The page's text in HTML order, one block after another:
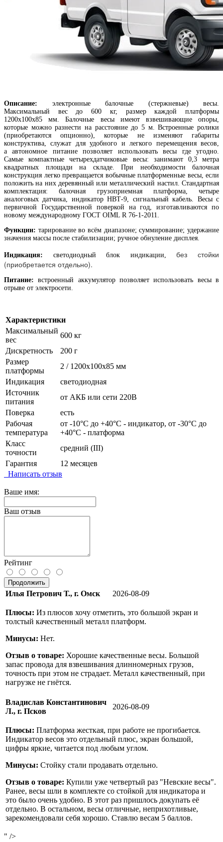
Описание: электронные балочные (стержневые) весы.
Максимальный вес до 600 кг, размер каждой платформы
1200х100х85 мм. Балочные весы имеют взвешивающие опоры,
которые можно разнести на расстояние до 5 м. Встроенные ролики
(приобретаются опционно), которые не изменяют габариты
конструктива, служат для удобного и легкого перемещения весов,
а автономное питание позволяет использовать весы где угодно.
Самые компактные четырехдатчиковые весы: занимают 0,3 метра
квадратных площади на складе. При необходимости балочная
конструкция легко превращается вобычные платформенные весы, если
положить на них деревянный или металлический настил. Стандартная
комплектация: балочная грузоприемная платформа, четыре
аналоговых датчика, индикатор НВТ-9, сигнальный кабель. Весы с
первичной Государственной поверкой на год, изготавливаются по
новому международному ГОСТ OIML R 76-1-2011.
Функции: тарирование во всём диапазоне; суммирование; удержание
значения массы после стабилизации; ручное обнуление дисплея.
Индикация: светодиодный блок индикации,без стойки
(приобретается отдельно).
Питание: встроенный аккумулятор позволяет использовать весы в
отрыве от электросети.
Характеристики
Максимальный
вес
600 кг
Дискретность
200 г
Размер
платформы
2 / 1200х100х85 мм
Индикация
светодиодная
Источник
питания
от АКБ или сети 220В
Поверка
есть
Рабочая
температура
от -10°C до +40°C - индикатор, от -30°C до
+40°C - платформа
Класс
точности
средний (III)
Гарантия
12 месяцев
Написать отзыв
Ваше имя:
Ваш отзыв
Рейтинг
Продолжить
Илья Петрович Т., г. Омск 2026-08-09
Плюсы: Из плюсов хочу отметить, это большой экран и
толстый качественный металл платформ.
Минусы: Нет.
Отзыв о товаре: Хорошие качественные весы. Большой
запас провода для взвешивания длинномерных грузов,
точность при этом не страдает. Металл качественный, при
нагрузке не гнётся.
Владислав Константинович
Л., г. Псков
2026-08-09
Плюсы: Платформа жесткая, при работе не прогибается.
Индикатор весов это отдельный плюс, экран большой,
цифры яркие, читается под любым углом.
Минусы: Стойку стали продавать отдельно.
Отзыв о товаре: Купили уже четвертый раз "Невские весы".
Ранее, весы шли в комплекте со стойкой для индикатора и
это было очень удобно. В этот раз пришлось докупать её
отдельно. В остальном, весы отличные, неприхотливые,
зарекомендовали себя хорошо. Ставлю весам 5 баллов.
" />